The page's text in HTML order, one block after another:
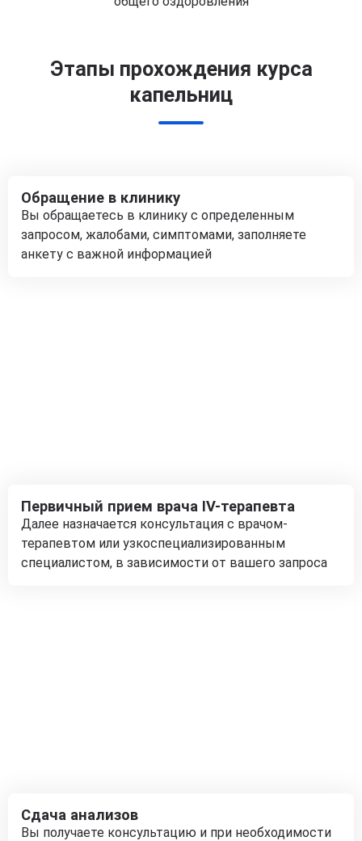
Этапы прохождения курса
капельниц
Обращение в клинику
Вы обращаетесь в клинику с определенным
запросом, жалобами, симптомами, заполняете
анкету с важной информацией
Первичный прием врача IV-терапевта
Далее назначается консультация с врачом-
терапевтом или узкоспециализированным
специалистом, в зависимости от вашего запроса
Сдача анализов
Вы получаете консультацию и при необходимости